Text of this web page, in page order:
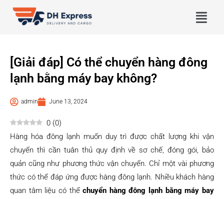
[Giải đáp] Có thể chuyển hàng đông
lạnh bằng máy bay không?
admin June 13, 2024
0 (0)
Hàng hóa đông lạnh muốn duy trì được chất lượng khi vận
chuyển thì cần tuân thủ quy định về sơ chế, đóng gói, bảo
quản cũng như phương thức vận chuyển. Chỉ một vài phương
thức có thể đáp ứng được hàng đông lạnh. Nhiều khách hàng
quan tâm liệu có thểchuyển hàng đông lạnh bằng máy bay